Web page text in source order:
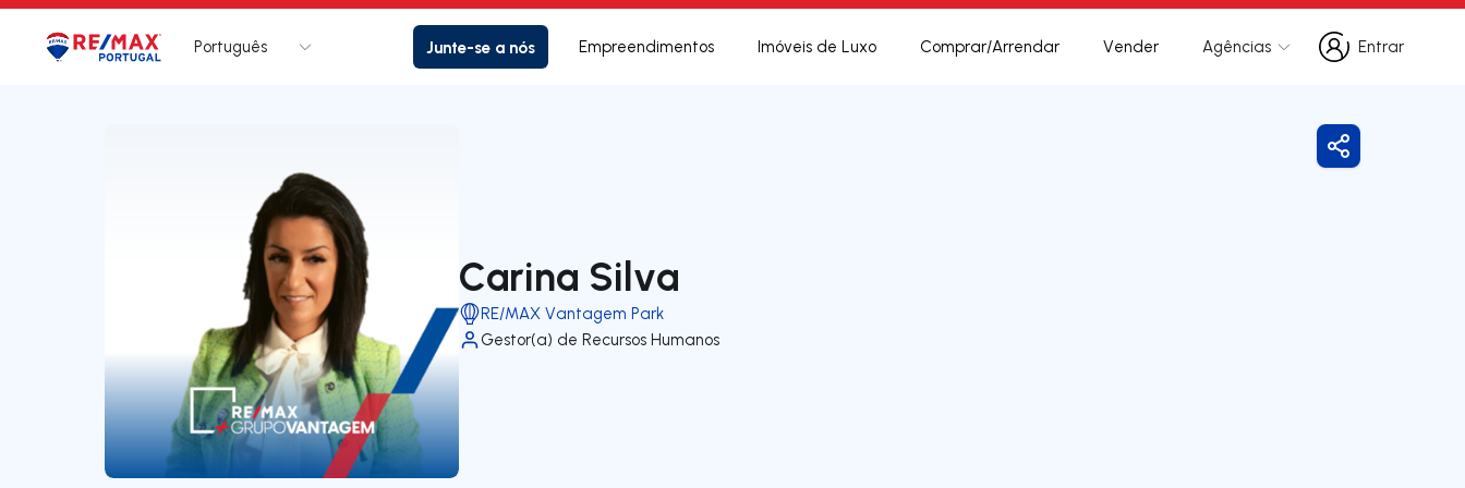
Logo Ir para página inicial
Português Junte-se a nós Empreendimentos Imóveis de Luxo Comprar/Arrendar Vender Agências
Entrar
Entrar
Carina Silva
RE/MAX Vantagem Park
Gestor(a) de Recursos Humanos
Partilhar